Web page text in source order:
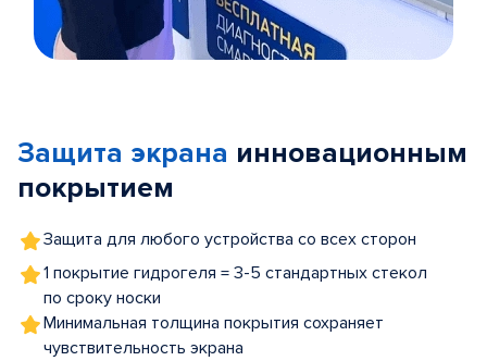
5
Защита экрана инновационным
покрытием
Защита для любого устройства со всех сторон
1 покрытие гидрогеля = 3-5 стандартных стекол
по сроку носки
Минимальная толщина покрытия сохраняет
чувствительность экрана